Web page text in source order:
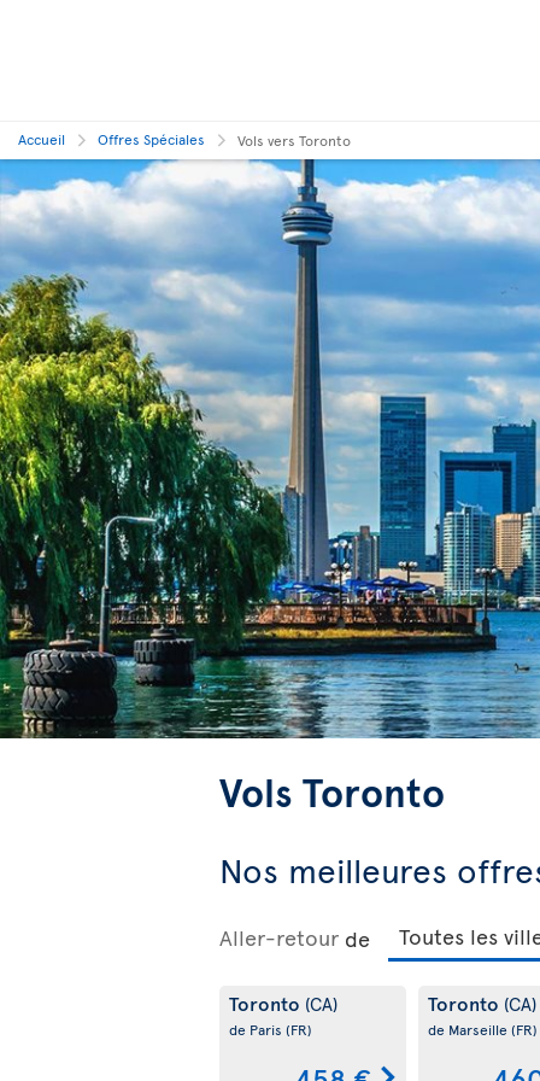
Accueil Offres Spéciales Vols vers Toronto
Vols Toronto
Nos meilleures
Aller-retour de
Toronto (CA)
de Paris (FR)
Toronto (CA)
de Marseille (FR)